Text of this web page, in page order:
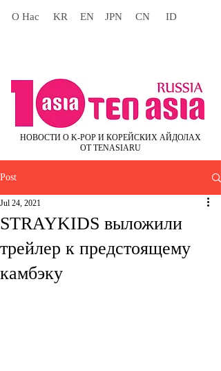
О Нас KR EN JPN CN ID
НОВОСТИ О K-POP И КОРЕЙСКИХ АЙДОЛАХ
ОТ TENASIARU
Post
STRAYKIDS выложили
трейлер к предстоящему
камбэку
Jul 24, 2021